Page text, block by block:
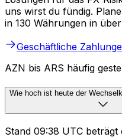
uns wirst du fündig.
in 130 Währungen in
Geschäftliche
AZN bis ARS häufig
Wie hoch ist heute der
Stand 09:38 UTC